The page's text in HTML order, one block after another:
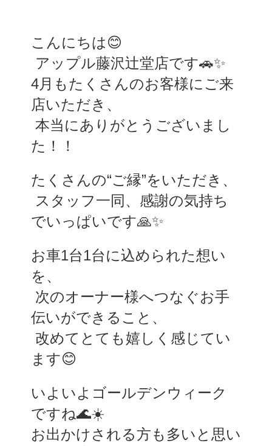
こんにちは😊
アップル藤沢辻堂店です🚗✨
4月もたくさんのお客様にご来
店いただき、
た！！
たくさんの“ご縁”をいただき、
でいっぱいです🙏✨
お車1台1台に込められた想い
を、
伝いができること、
ます😊
いよいよゴールデンウィーク
ですね🌊☀️
お出かけされる方も多いと思い